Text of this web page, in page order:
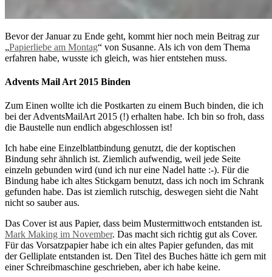
Bevor der Januar zu Ende geht, kommt hier noch mein Beitrag zur
„Papierliebe am Montag“ von Susanne. Als ich von dem Thema
erfahren habe, wusste ich gleich, was hier entstehen muss.
Advents Mail Art 2015 Binden
Zum Einen wollte ich die Postkarten zu einem Buch binden, die ich
bei der AdventsMailArt 2015 (!) erhalten habe. Ich bin so froh, dass
die Baustelle nun endlich abgeschlossen ist!
Ich habe eine Einzelblattbindung genutzt, die der koptischen
Bindung sehr ähnlich ist. Ziemlich aufwendig, weil jede Seite
einzeln gebunden wird (und ich nur eine Nadel hatte :-). Für die
Bindung habe ich altes Stickgarn benutzt, dass ich noch im Schrank
gefunden habe. Das ist ziemlich rutschig, deswegen sieht die Naht
nicht so sauber aus.
Das Cover ist aus Papier, dass beim Mustermittwoch entstanden ist.
Mark Making im November. Das macht sich richtig gut als Cover.
Für das Vorsatzpapier habe ich ein altes Papier gefunden, das mit
der Gelliplate entstanden ist. Den Titel des Buches hätte ich gern mit
einer Schreibmaschine geschrieben, aber ich habe keine.